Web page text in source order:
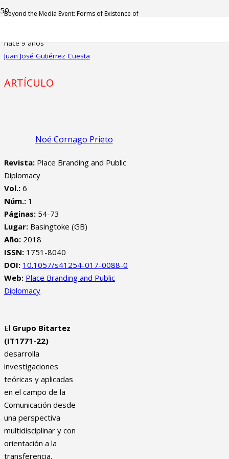
Beyond the Media Event: Forms of Existence of
hace 9 años
Juan José Gutiérrez Cuesta
ARTÍCULO
Noé Cornago Prieto
Revista: Place Branding and Public
Diplomacy
Vol.: 6
Núm.: 1
Páginas: 54-73
Lugar: Basingtoke (GB)
Año: 2018
ISSN: 1751-8040
DOI: 10.1057/s41254-017-0088-0
Web: Place Branding and Public
Diplomacy
El Grupo Bitartez
(IT1771-22)
desarrolla
investigaciones
teóricas y aplicadas
en el campo de la
Comunicación desde
una perspectiva
multidisciplinar y con
orientación a la
transferencia.